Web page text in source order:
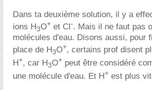
Dans ta deuxième solution, il y a
ions H3O+ et Cl-. Mais il ne faut pas
molécules d'eau. Disons aussi, pour
place de H3O+, certains prof disent
H+, car H3O+ peut être considéré
une molécule d'eau. Et H+ est plus